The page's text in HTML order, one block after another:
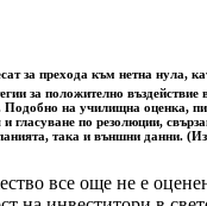
за прехода към нетна нула,
за положително
на училищна оценка,
по резолюции,
така и външни данни.
все още не е